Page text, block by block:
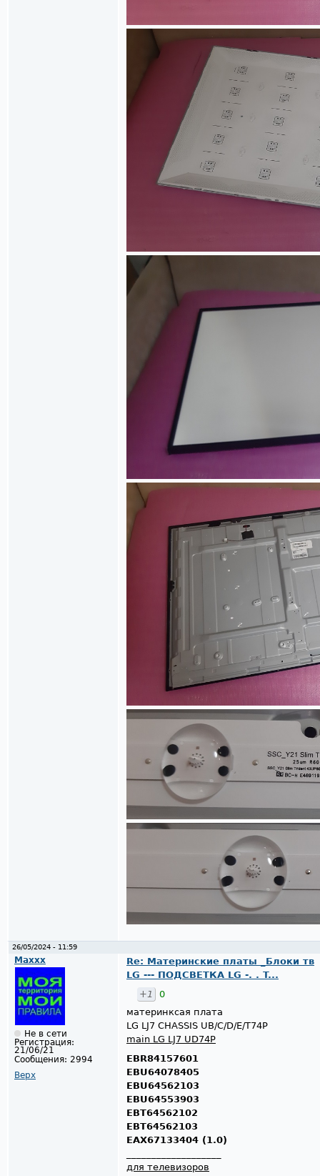
26/05/2024 - 11:59
Maxxx
Не в сети
Регистрация:
21/06/21
Сообщения: 2994
Верх
Re: Материнские платы _Блоки тв
LG --- ПОДСВЕТКА LG -. . T...
+1
0
материнксая плата
LG LJ7 CHASSIS UB/C/D/E/T74P
main LG LJ7 UD74P
EBR84157601
EBU64078405
EBU64562103
EBU64553903
EBT64562102
EBT64562103
EAX67133404 (1.0)
для телевизоров